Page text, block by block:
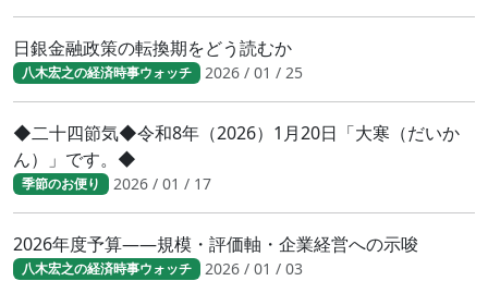
日銀金融政策の転換期をどう読むか
八木宏之の経済時事ウォッチ 2026 / 01 / 25
◆二十四節気◆令和8年（2026）1月20日「大寒（だいか
ん）」です。◆
季節のお便り 2026 / 01 / 17
2026年度予算――規模・評価軸・企業経営への示唆
八木宏之の経済時事ウォッチ 2026 / 01 / 03